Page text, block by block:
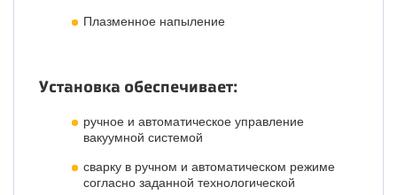
Плазменное напыление
Установка обеспечивает:
ручное и автоматическое управление
вакуумной системой
сварку в ручном и автоматическом режиме
согласно заданной технологической